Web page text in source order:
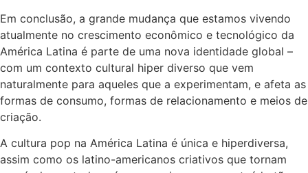
Em conclusão, a grande mudança que estamos vivendo
atualmente no crescimento econômico e tecnológico da
América Latina é parte de uma nova identidade global –
com um contexto cultural hiper diverso que vem
naturalmente para aqueles que a experimentam, e afeta as
formas de consumo, formas de relacionamento e meios de
criação.
A cultura pop na América Latina é única e hiperdiversa,
assim como os latino-americanos criativos que tornam